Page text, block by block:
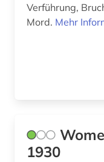
Verführung,
Mord. Mehr
1930